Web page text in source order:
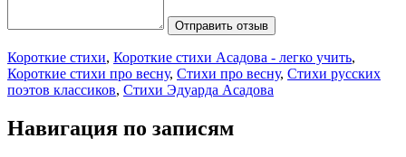
Отправить отзыв
Короткие стихи, Короткие стихи Асадова - легко учить,
Короткие стихи про весну, Стихи про весну, Стихи русских
поэтов классиков, Стихи Эдуарда Асадова
Навигация по записям